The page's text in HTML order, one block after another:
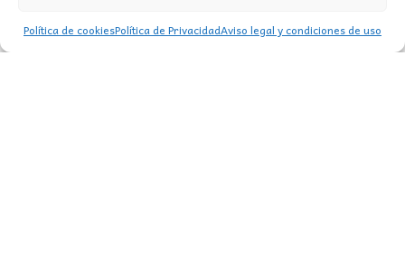
Política de cookiesPolítica de PrivacidadAviso legal y condiciones de uso
MI CUENTA